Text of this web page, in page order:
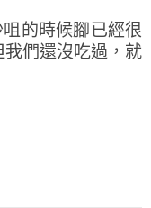
的時候腳已經很
們還沒吃過，就